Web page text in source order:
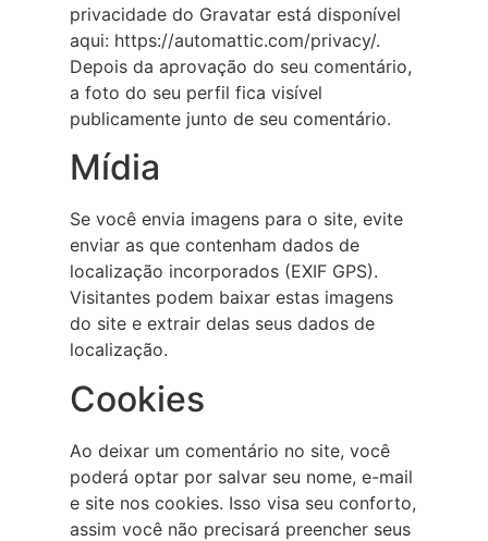
privacidade do Gravatar está disponível
aqui: https://automattic.com/privacy/.
Depois da aprovação do seu comentário,
a foto do seu perfil fica visível
publicamente junto de seu comentário.
Mídia
Se você envia imagens para o site, evite
enviar as que contenham dados de
localização incorporados (EXIF GPS).
Visitantes podem baixar estas imagens
do site e extrair delas seus dados de
localização.
Cookies
Ao deixar um comentário no site, você
poderá optar por salvar seu nome, e-mail
e site nos cookies. Isso visa seu conforto,
assim você não precisará preencher seus